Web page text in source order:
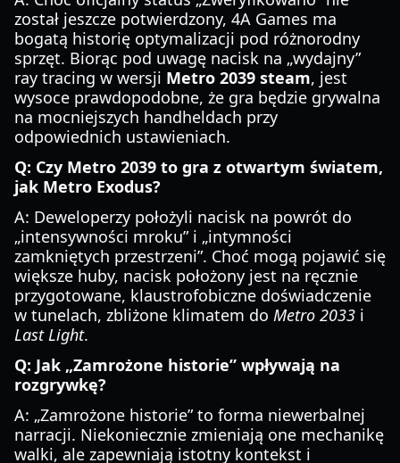
został jeszcze potwierdzony, 4A Games ma
bogatą historię optymalizacji pod różnorodny
sprzęt. Biorąc pod uwagę nacisk na „wydajny”
ray tracing w wersji Metro 2039 steam, jest
wysoce prawdopodobne, że gra będzie grywalna
na mocniejszych handheldach przy
odpowiednich ustawieniach.
Q: Czy Metro 2039 to gra z otwartym światem,
jak Metro Exodus?
A: Deweloperzy położyli nacisk na powrót do
„intensywności mroku” i „intymności
zamkniętych przestrzeni”. Choć mogą pojawić się
większe huby, nacisk położony jest na ręcznie
przygotowane, klaustrofobiczne doświadczenie
w tunelach, zbliżone klimatem do Metro 2033 i
Last Light.
Q: Jak „Zamrożone historie” wpływają na
rozgrywkę?
A: „Zamrożone historie” to forma niewerbalnej
narracji. Niekoniecznie zmieniają one mechanikę
walki, ale zapewniają istotny kontekst i